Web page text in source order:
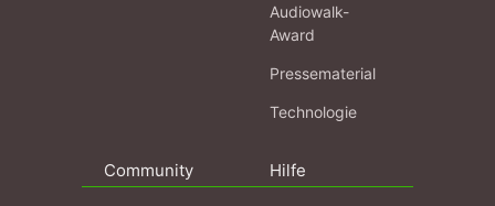
Audiowalk-
Award
Pressematerial
Technologie
Community Hilfe